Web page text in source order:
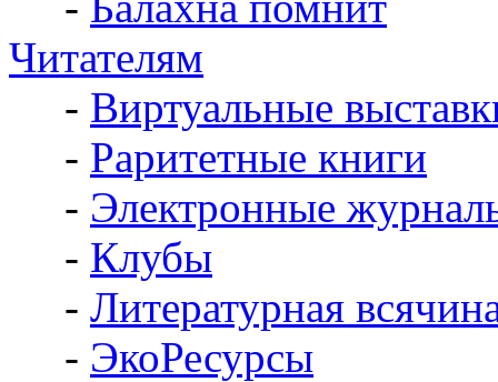
Читателям
- Виртуальные
- Раритетные книги
- Электронные
- Клубы
- Литературная
- ЭкоРесурсы